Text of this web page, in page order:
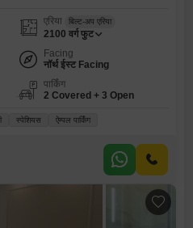
एरिया बिल्ट-अप एरिया
2100 वर्ग फुट
Facing
नॉर्थ ईस्ट Facing
पार्किंग
2 Covered + 3 Open
स्पेशियस ऐम्पल पार्किंग